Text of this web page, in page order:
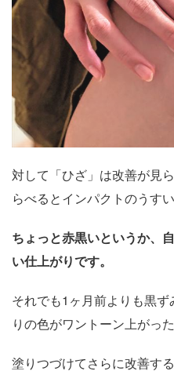
対して「ひざ」は改善が見
らべるとインパクトのうすい
ちょっと赤黒いというか、
い仕上がりです。
それでも1ヶ月前よりも黒
りの色がワントーン上がっ
塗りつづけてさらに改善す